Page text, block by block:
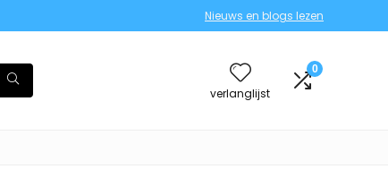
Nieuws en blogs lezen
verlanglijst
0